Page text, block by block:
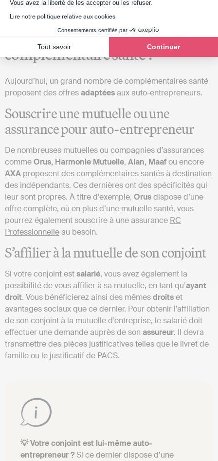
Vous avez la liberté de les accepter ou les refuser.
Lire notre politique relative aux cookies
Consentements certifiés par
Tout savoir Continuer
Comment souscrire une
complémentaire santé ?
Aujourd’hui, un grand nombre de complémentaires santé
proposent des offresadaptéesaux auto-entrepreneurs.
Souscrire une mutuelle ou une
assurance pour auto-entrepreneur
De nombreuses mutuelles ou compagnies d’assurances
commeOrus, Harmonie Mutuelle, Alan, Maafou encore
AXA proposent des complémentaires santés à destination
des indépendants. Ces dernières ont des spécificités qui
leur sont propres. À titre d’exemple, Orusdispose d’une
offre complète, où en plus d’une mutuelle santé, vous
pourrez également souscrire à une assurance RC
Professionnelleau besoin.
S’affilier à la mutuelle de son conjoint
Si votre conjoint estsalarié, vous avez également la
possibilité de vous affilier à sa mutuelle, en tant qu’ayant
droit. Vous bénéficierez ainsi des mêmesdroitset
avantages sociaux que ce dernier. Pour obtenir l’affiliation
de son conjoint à la mutuelle d’entreprise, le salarié doit
effectuer une demande auprès de son assureur. Il devra
transmettre des pièces justificatives telles que le livret de
famille ou le justificatif de PACS.
💡 Votre conjoint est lui-même auto-
entrepreneur ?Si ce dernier dispose d’une